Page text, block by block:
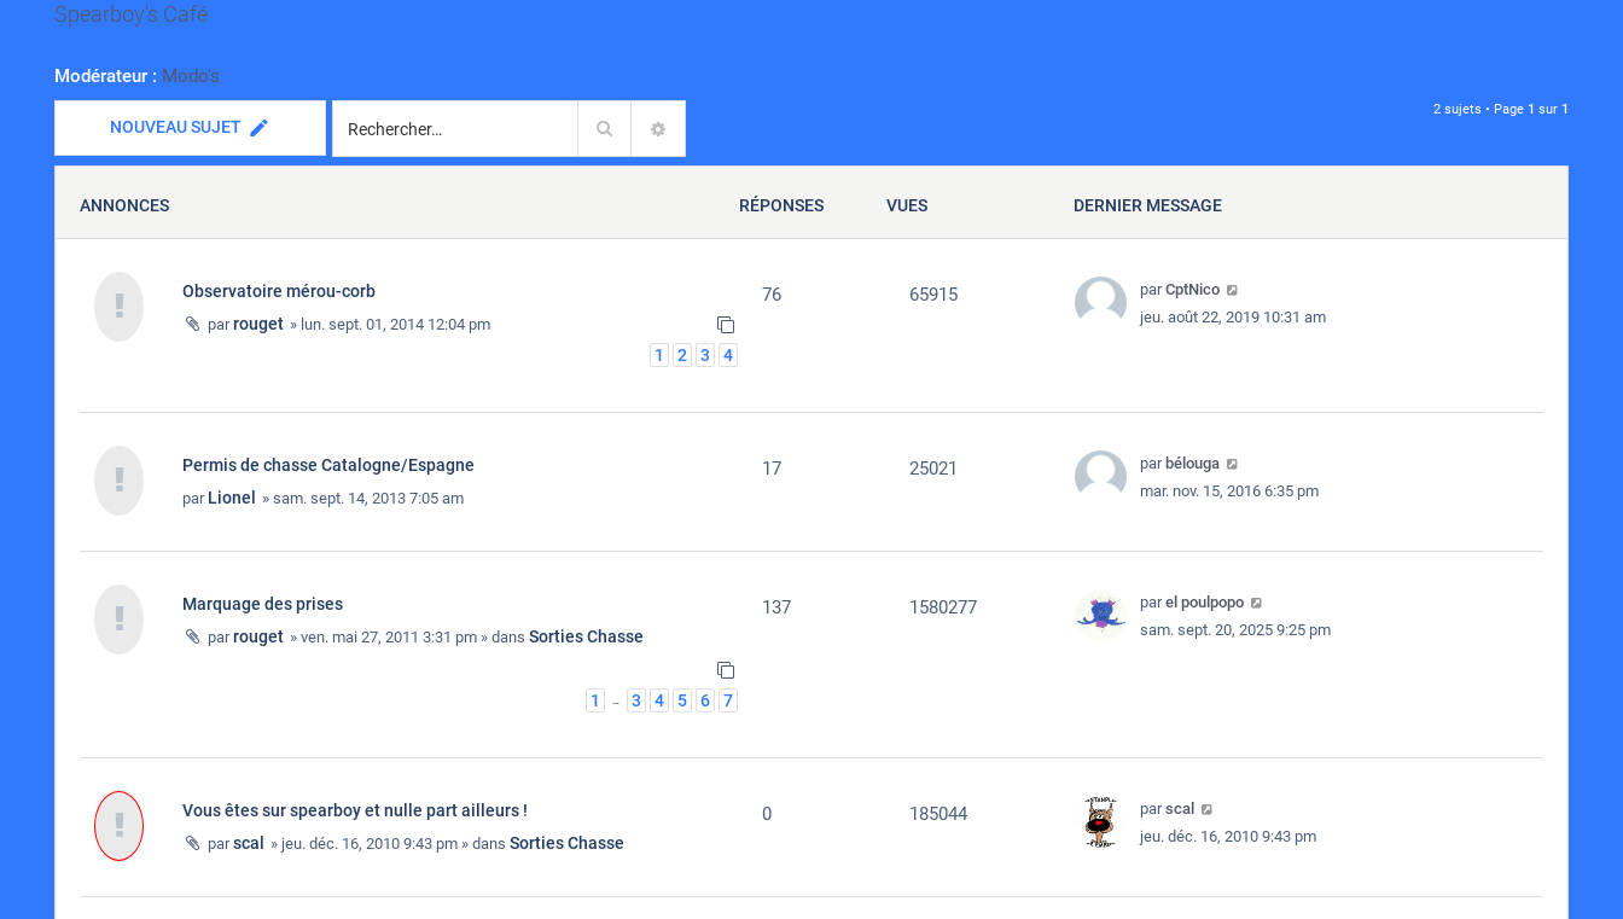
Spearboy's Café
Modérateur : Modo's
NOUVEAU SUJET Rechercher
2 sujets • Page 1 sur 1
ANNONCES RÉPONSES VUES DERNIER MESSAGE
Observatoire mérou-corb
parrouget » lun. sept. 01, 2014 12:04 pm
1 2 3 4
76 65915 parCptNico
jeu. août 22, 2019 10:31 am
Permis de chasse Catalogne/Espagne
par Lionel » sam. sept. 14, 2013 7:05 am
17 25021 par bélouga
mar. nov. 15, 2016 6:35 pm
Marquage des prises
parrouget » ven. mai 27, 2011 3:31 pm » dans Sorties Chasse
1 … 3 4 5 6 7
137 1580277 parel poulpopo
sam. sept. 20, 2025 9:25 pm
Vous êtes sur spearboy et nulle part ailleurs !
parscal » jeu. déc. 16, 2010 9:43 pm » dans Sorties Chasse
0 185044 parscal
jeu. déc. 16, 2010 9:43 pm